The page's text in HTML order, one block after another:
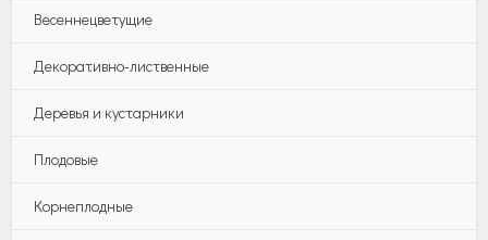
Весеннецветущие
Декоративно-лиственные
Деревья и кустарники
Плодовые
Корнеплодные